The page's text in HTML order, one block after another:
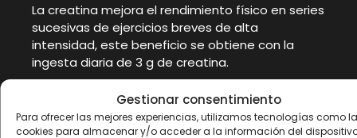
Gestionar consentimiento
Para ofrecer las mejores experiencias, utilizamos tecnologías como
cookies para almacenar y/o acceder a la información del
La creatina mejora el rendimiento físico en series
sucesivas de ejercicios breves de alta
intensidad, este beneficio se obtiene con la
ingesta diaria de 3 g de creatina.
Información nutricional
Composición Por 3g